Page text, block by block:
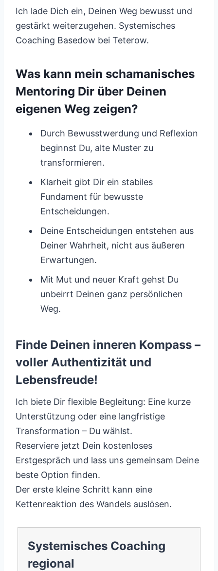
Ich lade Dich ein, Deinen Weg bewusst und
gestärkt weiterzugehen. Systemisches
Coaching Basedow bei Teterow.
Was kann mein schamanisches
Mentoring Dir über Deinen
eigenen Weg zeigen?
Durch Bewusstwerdung und Reflexion
beginnst Du, alte Muster zu
transformieren.
Klarheit gibt Dir ein stabiles
Fundament für bewusste
Entscheidungen.
Deine Entscheidungen entstehen aus
Deiner Wahrheit, nicht aus äußeren
Erwartungen.
Mit Mut und neuer Kraft gehst Du
unbeirrt Deinen ganz persönlichen
Weg.
Finde Deinen inneren Kompass –
voller Authentizität und
Lebensfreude!
Ich biete Dir flexible Begleitung: Eine kurze
Unterstützung oder eine langfristige
Transformation – Du wählst.
Reserviere jetzt Dein kostenloses
Erstgespräch und lass uns gemeinsam Deine
beste Option finden.
Der erste kleine Schritt kann eine
Kettenreaktion des Wandels auslösen.
Systemisches Coaching
regional